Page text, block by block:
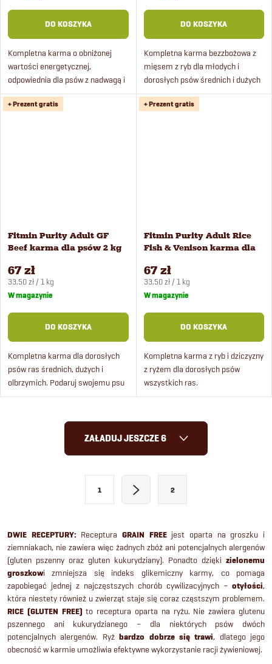
DO KOSZYKA
Kompletna karma o obniżonej
wartości energetycznej,
odpowiednia dla psów z nadwagą i
seniorów. Podaruj swojemu psu
wyjątkową ucztę w postaci
DO KOSZYKA
Kompletna karma bezzbożowa z
mięsem z ryb dla młodych i
dorosłych psów średnich i dużych
ras.
+ Prezent gratis
Fitmin Purity Adult GF
Beef karma dla psów 2 kg
67 zł
Cena
jednostkowa:
33,50 zł / 1 kg
W magazynie
DO KOSZYKA
Kompletna karma dla dorosłych
psów ras średnich, dużych i
olbrzymich. Podaruj swojemu psu
wyjątkową ucztę w postaci
+ Prezent gratis
Fitmin Purity Adult Rice
Fish & Venison karma dla
67 zł
Cena
jednostkowa:
33,50 zł / 1 kg
W magazynie
DO KOSZYKA
Kompletna karma z ryb i dziczyzny
z ryżem dla dorosłych psów
wszystkich ras.
r
o
l
k
i
l
ZAŁADUJ JESZCZE 6
i
n
a
c
j
a
1 2
DWIE RECEPTURY: RecepturaGRAIN FREEjest oparta na groszku i
ziemniakach, nie zawiera więc żadnych zbóż ani potencjalnych alergenów
(gluten pszenny oraz gluten kukurydziany). Ponadto dzięki zielonemu
groszkowi zmniejsza się indeks glikemiczny karmy, co pomaga
zapobiegać jednej z najczęstszych chorób cywilizacyjnych – otyłości,
która niestety również u zwierząt staje się coraz częstszym problemem.
RICE (GLUTEN FREE) to receptura oparta na ryżu. Nie zawiera glutenu
pszennego ani kukurydzianego – dla niektórych psów dwóch
potencjalnych alergenów. Ryżbardzo dobrze się trawi, dlatego jego
obecność w karmie umożliwia efektywne wykorzystanie racji żywieniowej.